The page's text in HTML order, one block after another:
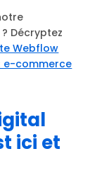
Décryptez
Webflow
e-commerce
ici et